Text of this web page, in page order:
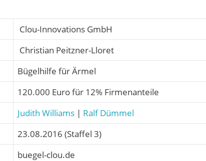
Clou-Innovations GmbH
Christian Peitzner-Lloret
Bügelhilfe für Ärmel
120.000 Euro für 12% Firmenanteile
Judith Williams | Ralf Dümmel
23.08.2016 (Staffel 3)
buegel-clou.de